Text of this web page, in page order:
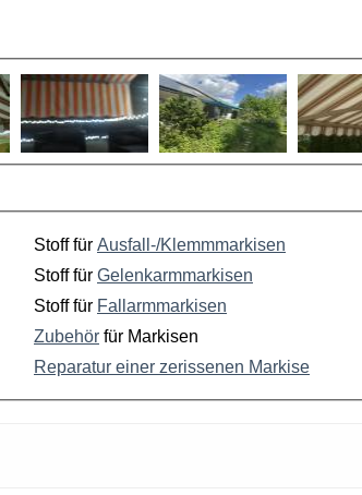
Stoff für Ausfall-/Klemmmarkisen
Stoff für Gelenkarmmarkisen
Stoff für Fallarmmarkisen
Zubehör für Markisen
Reparatur einer zerissenen Markise